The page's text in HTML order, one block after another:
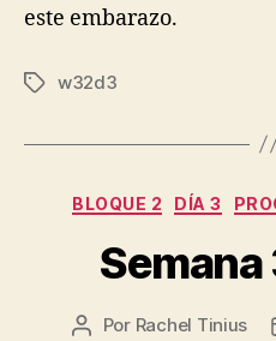
este embarazo.
Etiquetas
w32d3
BLOQUE 2 DÍA 3
Semana
Autor
Por Rachel Tinius